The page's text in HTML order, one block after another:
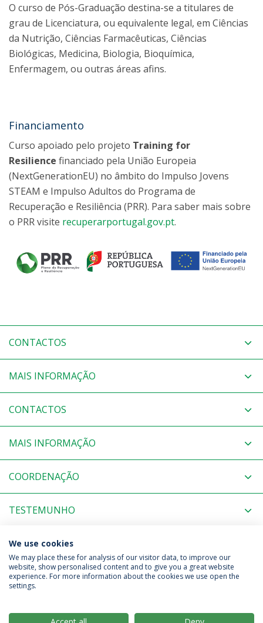
O curso de Pós-Graduação destina-se a titulares de
grau de Licenciatura, ou equivalente legal, em Ciências
da Nutrição, Ciências Farmacêuticas, Ciências
Biológicas, Medicina, Biologia, Bioquímica,
Enfermagem, ou outras áreas afins.
Financiamento
Curso apoiado pelo projeto Training for
Resilience financiado pela União Europeia
(NextGenerationEU) no âmbito do Impulso Jovens
STEAM e Impulso Adultos do Programa de
Recuperação e Resiliência (PRR). Para saber mais sobre
o PRR visite recuperarportugal.gov.pt.
CONTACTOS
MAIS INFORMAÇÃO
CONTACTOS
MAIS INFORMAÇÃO
COORDENAÇÃO
TESTEMUNHO
NOTÍCIAS RELACIONADAS
Política de Privacidade
Termos & Condições
We use cookies
We may place these for analysis of our visitor data, to improve our
website, show personalised content and to give you a great website
experience. For more information about the cookies we use open the
settings.